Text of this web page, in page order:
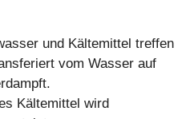
und Kältemittel treffen
vom Wasser auf
Kältemittel wird